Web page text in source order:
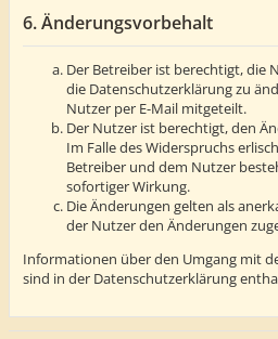
6. Änderungsvorbehalt
Der Betreiber ist berechtigt, die
die Datenschutzerklärung zu
Nutzer per E-Mail mitgeteilt.
Der Nutzer ist berechtigt, den
Im Falle des Widerspruchs
Betreiber und dem Nutzer
sofortiger Wirkung.
Die Änderungen gelten als
der Nutzer den Änderungen
Informationen über den Umgang mit
sind in der Datenschutzerklärung